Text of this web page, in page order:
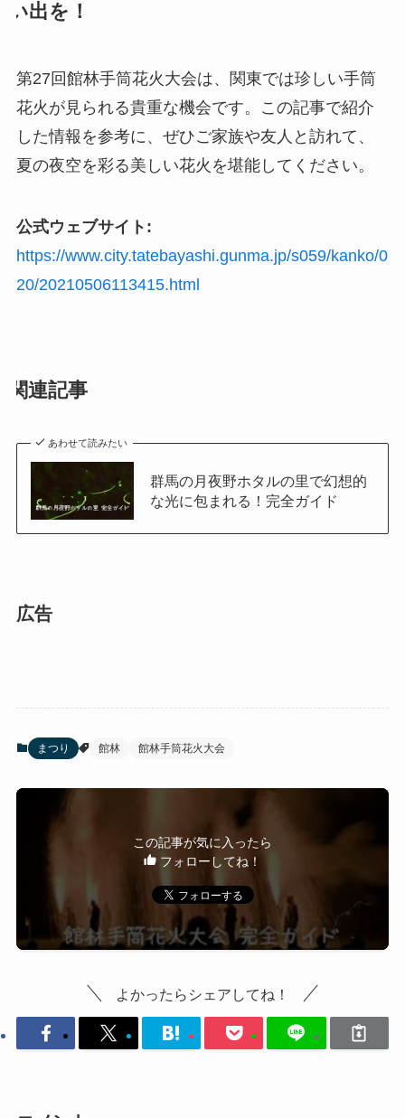
い出を！
第27回館林手筒花火大会は、関東では珍しい手筒
花火が見られる貴重な機会です。この記事で紹介
した情報を参考に、ぜひご家族や友人と訪れて、
夏の夜空を彩る美しい花火を堪能してください。
公式ウェブサイト:
https://www.city.tatebayashi.gunma.jp/s059/kanko/0
20/20210506113415.html
関連記事
あわせて読みたい
群馬の月夜野ホタルの里で幻想的
な光に包まれる！完全ガイド
広告
まつり 館林 館林手筒花火大会
この記事が気に入ったら
フォローしてね！
よかったらシェアしてね！